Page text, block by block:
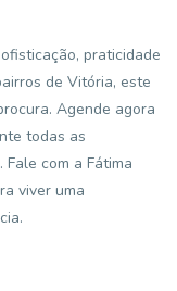
praticidade
de Vitória, este
Agende agora
todas as
com a Fátima
viver uma